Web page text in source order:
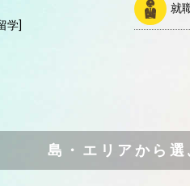
学]
就
島・エリアから選